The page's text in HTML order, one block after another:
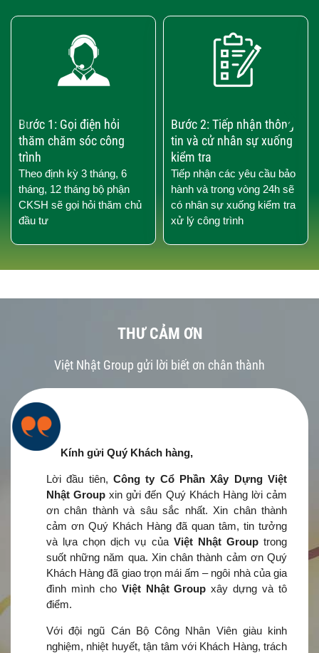
Bước 1: Gọi điện hỏi
thăm chăm sóc công
trình
Theo định kỳ 3 tháng, 6
tháng, 12 tháng bộ phận
CKSH sẽ gọi hỏi thăm chủ
đầu tư
Bước 2: Tiếp nhận thông
tin và cử nhân sự xuống
kiểm tra
Tiếp nhận các yêu cầu bảo
hành và trong vòng 24h sẽ
có nhân sự xuống kiểm tra
xử lý công trình
›
‹
THƯ CẢM ƠN
Việt Nhật Group gửi lời biết ơn chân thành
Kính gửi Quý Khách hàng,
Lời đầu tiên, Công ty Cổ Phần Xây Dựng Việt
Nhật Group xin gửi đến Quý Khách Hàng lời cảm
ơn chân thành và sâu sắc nhất. Xin chân thành
cảm ơn Quý Khách Hàng đã quan tâm, tin tưởng
và lựa chọn dịch vụ của Việt Nhật Grouptrong
suốt những năm qua. Xin chân thành cảm ơn Quý
Khách Hàng đã giao trọn mái ấm – ngôi nhà của gia
đình mình cho Việt Nhật Group xây dựng và tô
điểm.
Với đội ngũ Cán Bộ Công Nhân Viên giàu kinh
nghiệm, nhiệt huyết, tận tâm với Khách Hàng, trách